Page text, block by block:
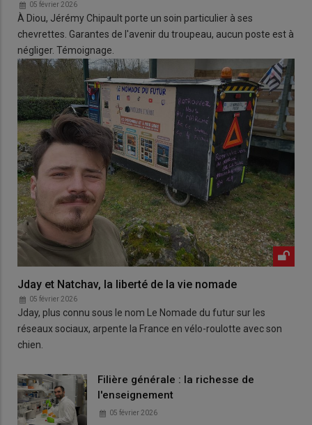
05 février 2026
À Diou, Jérémy Chipault porte un soin particulier à ses
chevrettes. Garantes de l'avenir du troupeau, aucun poste est à
négliger. Témoignage.
Jday et Natchav, la liberté de la vie nomade
05 février 2026
Jday, plus connu sous le nom Le Nomade du futur sur les
réseaux sociaux, arpente la France en vélo-roulotte avec son
chien.
Filière générale : la richesse de
l'enseignement
05 février 2026